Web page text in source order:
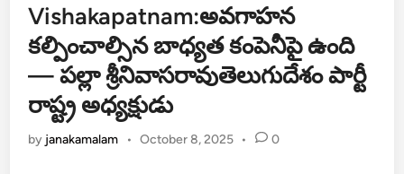
Vishakapatnam:అవగాహన
కల్పించాల్సిన బాధ్యత కంపెనీపై ఉంది
— పల్లా శ్రీనివాసరావుతెలుగుదేశం పార్టీ
రాష్ట్ర అధ్యక్షుడు
by janakamalam • October 8, 2025 • 0